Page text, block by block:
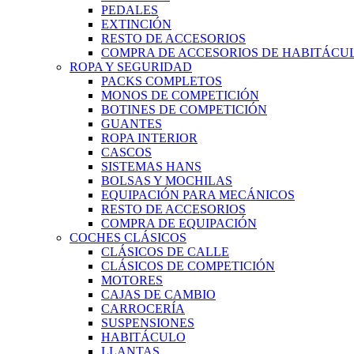
PEDALES
EXTINCIÓN
RESTO DE ACCESORIOS
COMPRA DE ACCESORIOS DE
ROPA Y SEGURIDAD
PACKS COMPLETOS
MONOS DE COMPETICIÓN
BOTINES DE COMPETICIÓN
GUANTES
ROPA INTERIOR
CASCOS
SISTEMAS HANS
BOLSAS Y MOCHILAS
EQUIPACIÓN PARA MECÁNICOS
RESTO DE ACCESORIOS
COMPRA DE EQUIPACIÓN
COCHES CLÁSICOS
CLÁSICOS DE CALLE
CLÁSICOS DE COMPETICIÓN
MOTORES
CAJAS DE CAMBIO
CARROCERÍA
SUSPENSIONES
HABITÁCULO
LLANTAS